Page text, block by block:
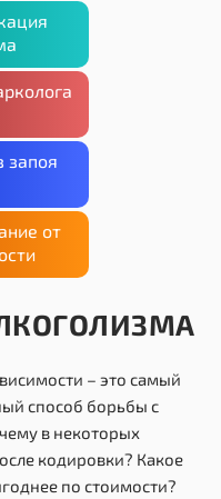
запоя
от
– это самый
способ борьбы с
в некоторых
кодировки? Какое
по стоимости?